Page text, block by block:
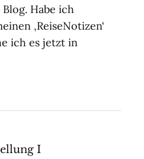
Habe ich
‚ReiseNotizen‘
ich es jetzt in
I